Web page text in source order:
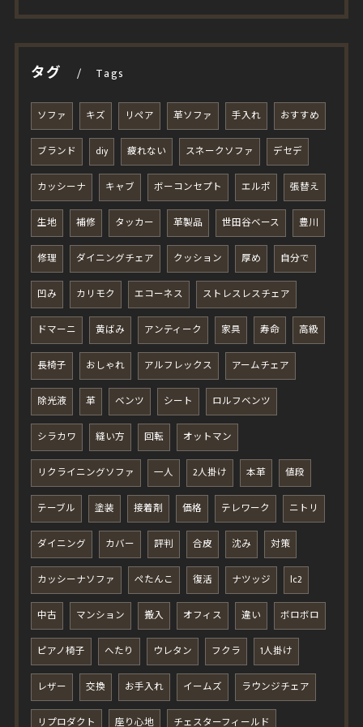
タグ Tags
ソファ キズ リペア 革ソファ 手入れ おすすめ
ブランド diy 疲れない スネークソファ デセデ
カッシーナ キャブ ボーコンセプト エルポ 張替え
生地 補修 タッカー 革製品 世田谷ベース 豊川
修理 ダイニングチェア クッション 厚め 自分で
凹み カリモク エコーネス ストレスレスチェア
ドマーニ 黄ばみ アンティーク 家具 寿命 高級
長椅子 おしゃれ アルフレックス アームチェア
除光液 革 ベンツ シート ロルフベンツ
シラカワ 縫い方 回転 オットマン
リクライニングソファ 一人 2人掛け 本革 値段
テーブル 塗装 接着剤 価格 テレワーク ニトリ
ダイニング カバー 評判 合皮 沈み 対策
カッシーナソファ ぺたんこ 復活 ナツッジ lc2
中古 マンション 搬入 オフィス 違い ボロボロ
ピアノ椅子 へたり ウレタン フクラ 1人掛け
レザー 交換 お手入れ イームズ ラウンジチェア
リプロダクト 座り心地 チェスターフィールド